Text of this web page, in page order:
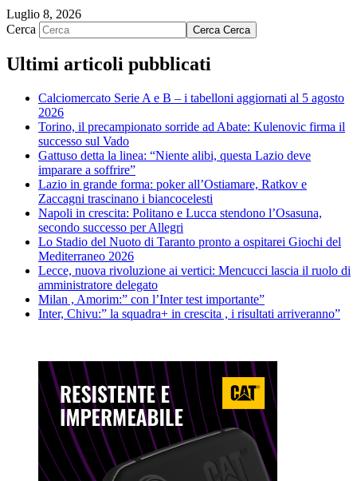
Luglio 8, 2026
Cerca
Cerca Cerca
Ultimi articoli pubblicati
Calciomercato Serie A e B – i tabelloni aggiornati al 5 agosto
2026
Torino, il precampionato sorride ad Abate: Kulenovic firma il
successo sul Vado
Gattuso detta la linea: “Niente alibi, questa Lazio deve
imparare a soffrire”
Lazio in grande forma: poker all’Ostiamare, Ratkov e
Zaccagni trascinano i biancocelesti
Napoli in crescita: Politano e Lucca stendono l’Osasuna,
secondo successo per Allegri
Lo Stadio del Nuoto di Taranto pronto a ospitarei Giochi del
Mediterraneo 2026
Lecce, nuova rivoluzione ai vertici: Mencucci lascia il ruolo di
amministratore delegato
Milan , Amorim:” con l’Inter test importante”
Inter, Chivu:” la squadra+ in crescita , i risultati arriveranno”